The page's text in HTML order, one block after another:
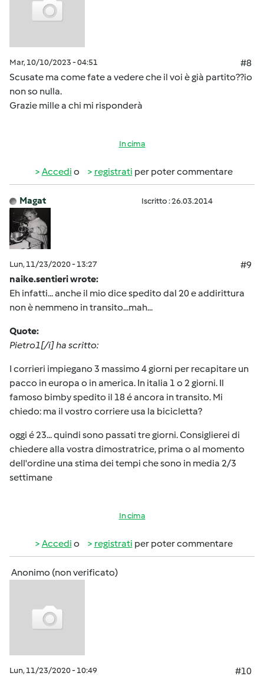
Mar, 10/10/2023 - 04:51
#8
Scusate ma come fate a vedere che il voi è già partito??io
non so nulla.
Grazie mille a chi mi risponderà
In cima
Accedi o registrati per poter commentare
Magat Iscritto : 26.03.2014
Lun, 11/23/2020 - 13:27
#9
naike.sentieri wrote:
Eh infatti... anche il mio dice spedito dal 20 e addirittura
non è nemmeno in transito...mah...
Quote:
Pietro1[/i] ha scritto:
I corrieri impiegano 3 massimo 4 giorni per recapitare un
pacco in europa o in america. In italia 1 o 2 giorni. Il
famoso bimby spedito il 18 é ancora in transito. Mi
chiedo: ma il vostro corriere usa la bicicletta?
oggi é 23... quindi sono passati tre giorni. Consiglierei di
chiedere alla vostra dimostratrice, prima o al momento
dell'ordine una stima dei tempi che sono in media 2/3
settimane
In cima
Accedi o registrati per poter commentare
Anonimo (non verificato)
Lun, 11/23/2020 - 10:49
#10